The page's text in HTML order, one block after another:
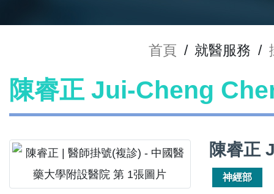
首頁 / 就醫服務 /
陳睿正 Jui-Cheng
陳睿正
神經部